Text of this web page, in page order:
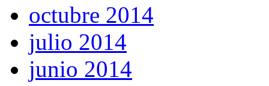
octubre 2014
julio 2014
junio 2014